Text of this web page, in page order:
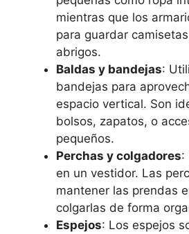
mientras que los
para guardar
abrigos.
Baldas y bandejas:
bandejas para
espacio vertical. Son
bolsos, zapatos, o
pequeños.
Perchas y colgadores:
en un vestidor. Las
mantener las prendas
colgarlas de forma
Espejos: Los espejos